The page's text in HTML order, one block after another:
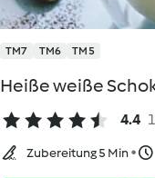
TM7 TM6 TM5
Heiße weiße
4.4
Zubereitung 5 Min